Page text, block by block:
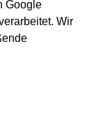
Google
Wir